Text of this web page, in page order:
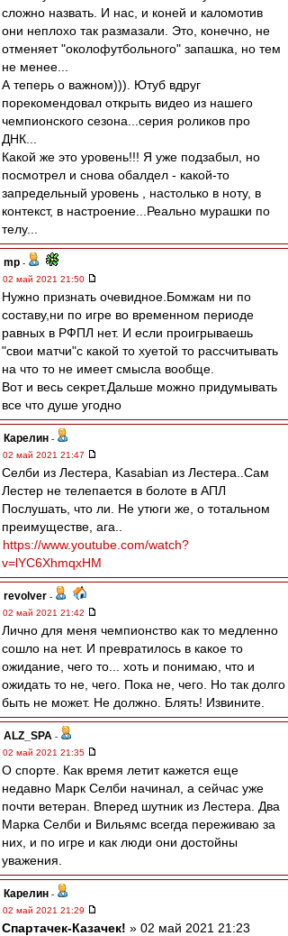
сложно назвать. И нас, и коней и каломотив
они неплохо так размазали. Это, конечно, не
отменяет "околофутбольного" запашка, но тем
не менее...
А теперь о важном))). Ютуб вдруг
порекомендовал открыть видео из нашего
чемпионского сезона...серия роликов про
ДНК...
Какой же это уровень!!! Я уже подзабыл, но
посмотрел и снова обалдел - какой-то
запредельный уровень , настолько в ноту, в
контекст, в настроение...Реально мурашки по
телу...
mp -
02 май 2021 21:50
Нужно признать очевидное.Бомжам ни по
составу,ни по игре во временном периоде
равных в РФПЛ нет. И если проигрываешь
"свои матчи"с какой то хуетой то рассчитывать
на что то не имеет смысла вообще.
Вот и весь секрет.Дальше можно придумывать
все что душе угодно
Карелин -
02 май 2021 21:47
Селби из Лестера, Kasabian из Лестера..Сам
Лестер не телепается в болоте в АПЛ
Послушать, что ли. Не утюги же, о тотальном
преимуществе, ага..
https://www.youtube.com/watch?
v=lYC6XhmqxHM
revolver -
02 май 2021 21:42
Лично для меня чемпионство как то медленно
сошло на нет. И превратилось в какое то
ожидание, чего то... хоть и понимаю, что и
ожидать то не, чего. Пока не, чего. Но так долго
быть не может. Не должно. Блять! Извините.
ALZ_SPA -
02 май 2021 21:35
О спорте. Как время летит кажется еще
недавно Марк Селби начинал, а сейчас уже
почти ветеран. Вперед шутник из Лестера. Два
Марка Селби и Вильямс всегда переживаю за
них, и по игре и как люди они достойны
уважения.
Карелин -
02 май 2021 21:29
Спартачек-Казачек! » 02 май 2021 21:23